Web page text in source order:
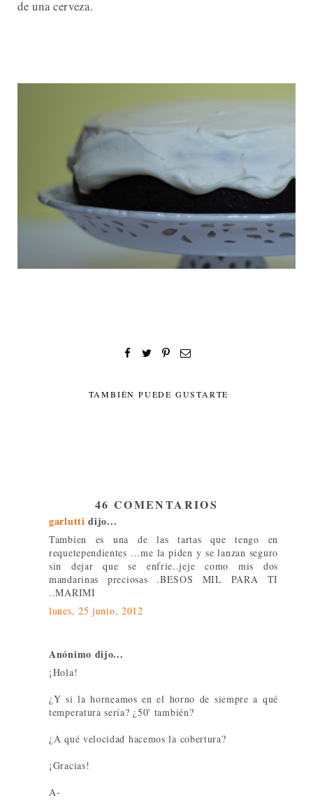
de una cerveza.
TAMBIÉN PUEDE GUSTARTE
46 COMENTARIOS
garlutti dijo...
Tambien es una de las tartas que tengo en
requetependientes ...me la piden y se lanzan seguro
sin dejar que se enfrie..jeje como mis dos
mandarinas preciosas .BESOS MIL PARA TI
..MARIMI
lunes, 25 junio, 2012
Anónimo dijo...
¡Hola!
¿Y si la horneamos en el horno de siempre a qué
temperatura sería? ¿50' también?
¿A qué velocidad hacemos la cobertura?
¡Gracias!
A-